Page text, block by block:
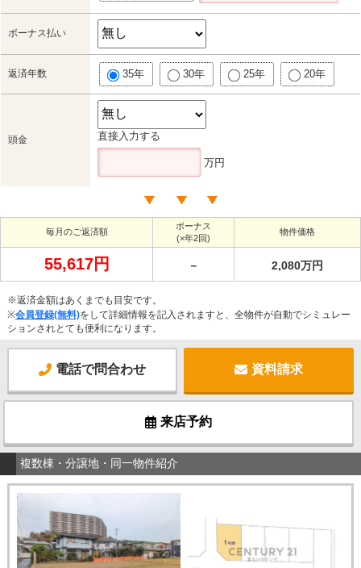
ボーナス払い
返済年数 35年 30年 25年 20年
頭金 直接入力する
万円
毎月のご返済額
ボーナス
(×年2回)
物件価格
55,617円 － 2,080万円
※返済金額はあくまでも目安です。
※会員登録(無料)をして詳細情報を記入されますと、全物件が自動でシミュレー
ションされとても便利になります。
電話で問合わせ 資料請求
来店予約
複数棟・分譲地・同一物件紹介